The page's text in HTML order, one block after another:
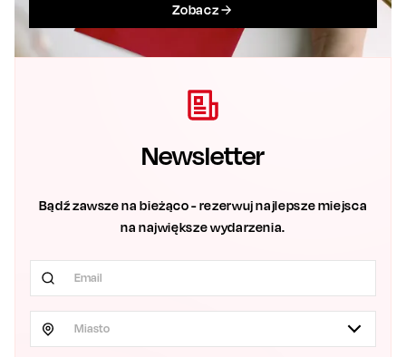
Zobacz
Newsletter
Bądź zawsze na bieżąco - rezerwuj najlepsze miejsca
na największe wydarzenia.
Miasto